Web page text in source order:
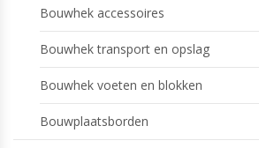
Bouwhek accessoires
Bouwhek transport en opslag
Bouwhek voeten en blokken
Bouwplaatsborden